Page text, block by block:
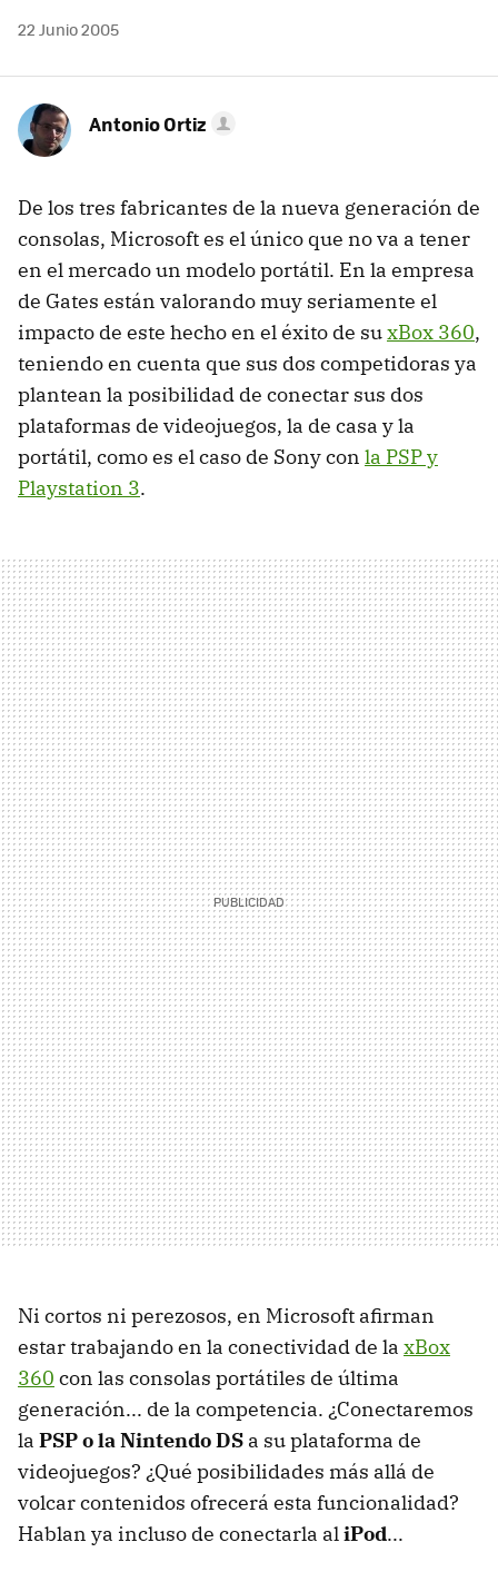
22 Junio 2005
Antonio Ortiz
De los tres fabricantes de la nueva generación de
consolas, Microsoft es el único que no va a tener
en el mercado un modelo portátil. En la empresa
de Gates están valorando muy seriamente el
impacto de este hecho en el éxito de suxBox 360,
teniendo en cuenta que sus dos competidoras ya
plantean la posibilidad de conectar sus dos
plataformas de videojuegos, la de casa y la
portátil, como es el caso de Sony con la PSP y
Playstation 3.
Ni cortos ni perezosos, en Microsoft afirman
estar trabajando en la conectividad de la xBox
360 con las consolas portátiles de última
generación... de la competencia. ¿Conectaremos
la PSP o la Nintendo DS a su plataforma de
videojuegos? ¿Qué posibilidades más allá de
volcar contenidos ofrecerá esta funcionalidad?
Hablan ya incluso de conectarla aliPod...